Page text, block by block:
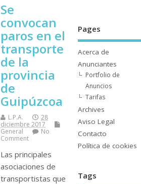
Se
convocan
paros en el
transporte
de la
provincia
de
Guipúzcoa
L.P.A.
28
diciembre 2017
General
No
Comment
Las principales
asociaciones de
transportistas que
Pages
Acerca de
Anunciantes
Portfolio de
Anuncios
Tarifas
Archives
Aviso Legal
Contacto
Polí­tica de cookies
Tags